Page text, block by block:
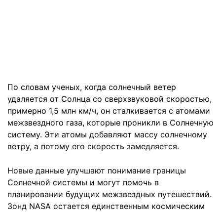
По словам ученых, когда солнечный ветер
удаляется от Солнца со сверхзвуковой скоростью,
примерно 1,5 млн км/ч, он сталкивается с атомами
межзвездного газа, которые проникли в Солнечную
систему. Эти атомы добавляют массу солнечному
ветру, а потому его скорость замедляется.
Новые данные улучшают понимание границы
Солнечной системы и могут помочь в
планировании будущих межзвездных путешествий.
Зонд NASA остается единственным космическим